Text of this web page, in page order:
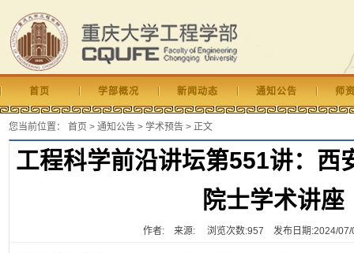
首页 学部概况 新闻动态 通知公告 师
您当前位置： 首页 > 通知公告> 学术预告> 正文
工程科学前沿讲坛第551讲：西
院士学术讲座
作者: 来源: 浏览次数:957 发布日期:2024/07/